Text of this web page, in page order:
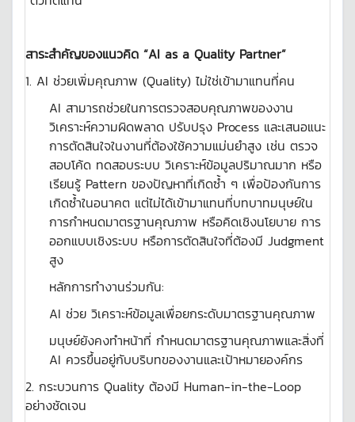
สาระสำคัญของแนวคิด “AI as a Quality Partner”
1. AI ช่วยเพิ่มคุณภาพ (Quality) ไม่ใช่เข้ามาแทนที่คน
AI สามารถช่วยในการตรวจสอบคุณภาพของงาน
วิเคราะห์ความผิดพลาด ปรับปรุง Process และเสนอแนะ
การตัดสินใจในงานที่ต้องใช้ความแม่นยำสูง เช่น ตรวจ
สอบโค้ด ทดสอบระบบ วิเคราะห์ข้อมูลปริมาณมาก หรือ
เรียนรู้ Pattern ของปัญหาที่เกิดซ้ำ ๆ เพื่อป้องกันการ
เกิดซ้ำในอนาคต แต่ไม่ได้เข้ามาแทนที่บทบาทมนุษย์ใน
การกำหนดมาตรฐานคุณภาพ หรือคิดเชิงนโยบาย การ
ออกแบบเชิงระบบ หรือการตัดสินใจที่ต้องมี Judgment
สูง
หลักการทำงานร่วมกัน:
AI ช่วย วิเคราะห์ข้อมูลเพื่อยกระดับมาตรฐานคุณภาพ
มนุษย์ยังคงทำหน้าที่ กำหนดมาตรฐานคุณภาพและสิ่งที่
AI ควรขึ้นอยู่กับบริบทของงานและเป้าหมายองค์กร
2. กระบวนการ Quality ต้องมี Human-in-the-Loop
อย่างชัดเจน